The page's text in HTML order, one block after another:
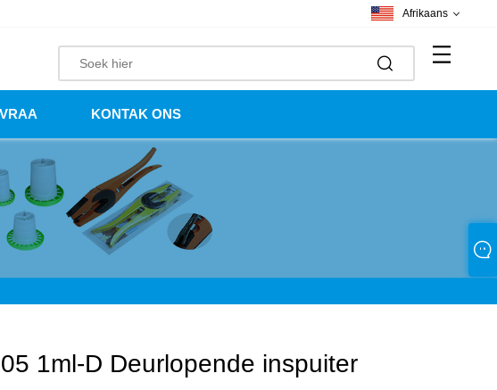
Afrikaans
KONTAK ONS
1ml-D Deurlopende inspuiter